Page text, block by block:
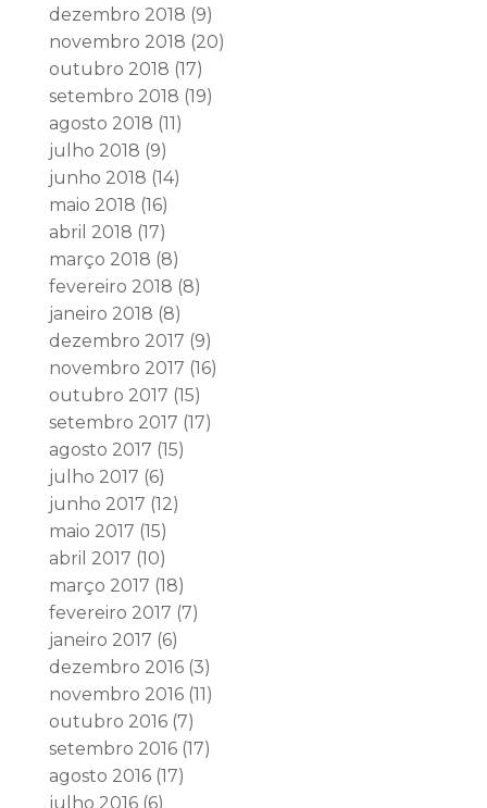
dezembro 2018 (9)
novembro 2018 (20)
outubro 2018 (17)
setembro 2018 (19)
agosto 2018 (11)
julho 2018 (9)
junho 2018 (14)
maio 2018 (16)
abril 2018 (17)
março 2018 (8)
fevereiro 2018 (8)
janeiro 2018 (8)
dezembro 2017 (9)
novembro 2017 (16)
outubro 2017 (15)
setembro 2017 (17)
agosto 2017 (15)
julho 2017 (6)
junho 2017 (12)
maio 2017 (15)
abril 2017 (10)
março 2017 (18)
fevereiro 2017 (7)
janeiro 2017 (6)
dezembro 2016(3)
novembro 2016(11)
outubro 2016(7)
setembro 2016(17)
agosto 2016(17)
julho 2016(6)